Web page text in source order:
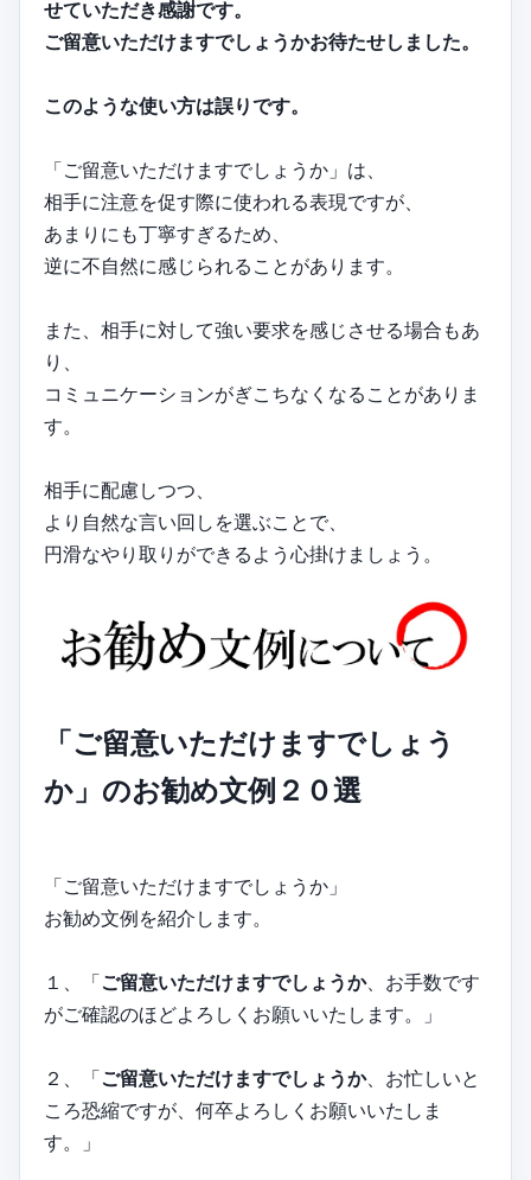
せていただき感謝です。
ご留意いただけますでしょうかお待たせしました。
このような使い方は誤りです。
「ご留意いただけますでしょうか」は、
相手に注意を促す際に使われる表現ですが、
あまりにも丁寧すぎるため、
逆に不自然に感じられることがあります。
また、相手に対して強い要求を感じさせる場合もあ
り、
コミュニケーションがぎこちなくなることがありま
す。
相手に配慮しつつ、
より自然な言い回しを選ぶことで、
円滑なやり取りができるよう心掛けましょう。
「ご留意いただけますでしょう
か」のお勧め文例２０選
「ご留意いただけますでしょうか」
お勧め文例を紹介します。
１、「ご留意いただけますでしょうか、お手数です
がご確認のほどよろしくお願いいたします。」
２、「ご留意いただけますでしょうか、お忙しいと
ころ恐縮ですが、何卒よろしくお願いいたしま
す。」